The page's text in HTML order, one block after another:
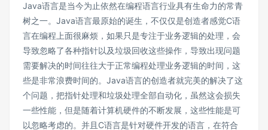
Java语言是当今为止依然在编程语言行业具有生命力的常青
树之一。Java语言最原始的诞生，不仅仅是创造者感觉C语
言在编程上面很麻烦，如果只是专注于业务逻辑的处理，会
导致忽略了各种指针以及垃圾回收这些操作，导致出现问题
需要解决的时间往往大于正常编程处理业务逻辑的时间，这
些是非常浪费时间的。Java语言的创造者就完美的解决了这
个问题，把指针处理和垃圾处理全部自动化，虽然这会损失
一些性能，但是随着计算机硬件的不断发展，这些性能是可
以忽略考虑的。并且C语言是针对硬件开发的语言，在符合